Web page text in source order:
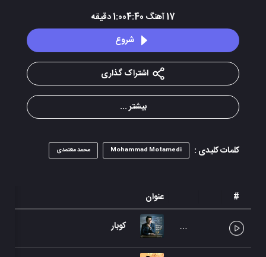
17آهنگ 1:004:40دقیقه
شروع
اشتراک گذاری
بیشتر ...
کلمات کلیدی : Mohammad Motamedi محمد معتمدی
# عنوان
کوبار